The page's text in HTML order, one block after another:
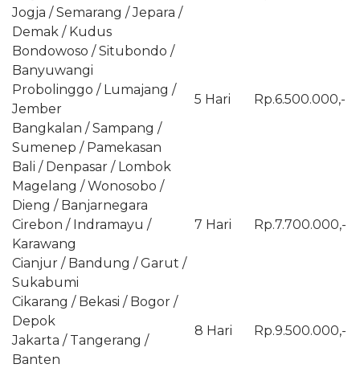
Jogja / Semarang / Jepara /
Demak / Kudus
Bondowoso / Situbondo /
Banyuwangi
Probolinggo / Lumajang /
Jember
Bangkalan / Sampang /
Sumenep / Pamekasan
5 Hari Rp.6.500.000,-
Bali / Denpasar / Lombok
Magelang / Wonosobo /
Dieng / Banjarnegara
Cirebon / Indramayu /
Karawang
Cianjur / Bandung / Garut /
Sukabumi
7 Hari Rp.7.700.000,-
Cikarang / Bekasi / Bogor /
Depok
Jakarta / Tangerang /
Banten
8 Hari Rp.9.500.000,-